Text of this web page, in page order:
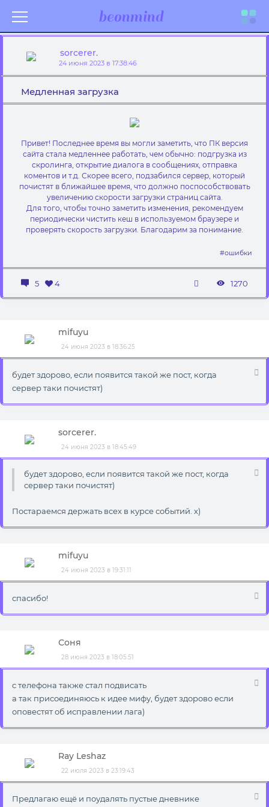
Toggle
beonmind
sorcerer.
24 июня 2023 в 17:38:46
Медленная загрузка
Привет! Последнее время вы могли заметить, что ПК версия
сайта стала медленнее работать, чем обычно: подгрузка из
скролинга, открытие диалога в сообщениях, отправка
коментов и т.д. Скорее всего, подзабился сервер, который
почистят в ближайшее время, что должно поспособствовать
увеличению скорости загрузки страниц сайта.
Для того, чтобы точно заметить изменения, рекомендуем
периодически чистить кеш в используемом браузере и
проверять скорость загрузки. Благодарим за понимание.
#ошибки
5 4 1270
mifuyu
24 июня 2023 в 18:36:25
будет здорово, если появится такой же пост, когда
сервер таки почистят)
sorcerer.
24 июня 2023 в 18:45:49
будет здорово, если появится такой же пост, когда
сервер таки почистят)
Постараемся держать всех в курсе событий. х)
mifuyu
24 июня 2023 в 19:31:11
спасибо!
Соня
28 июня 2023 в 18:05:51
с телефона также стал подвисать
а так присоединяюсь к идее мифу, будет здорово если
оповестят об исправлении лага)
Ray Leshaz
22 июля 2023 в 23:19:43
Предлагаю ещё и поудалять пустые дневнике